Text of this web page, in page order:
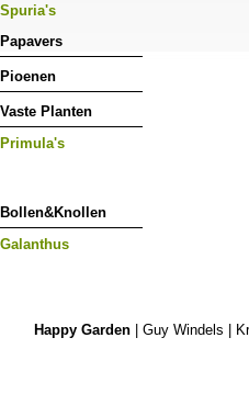
Spuria's
Papavers
Pioenen
Vaste Planten
Primula's
Bollen&Knollen
Galanthus
Happy Garden| Guy Windels |